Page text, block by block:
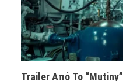
Trailer Από Το “Mutiny”